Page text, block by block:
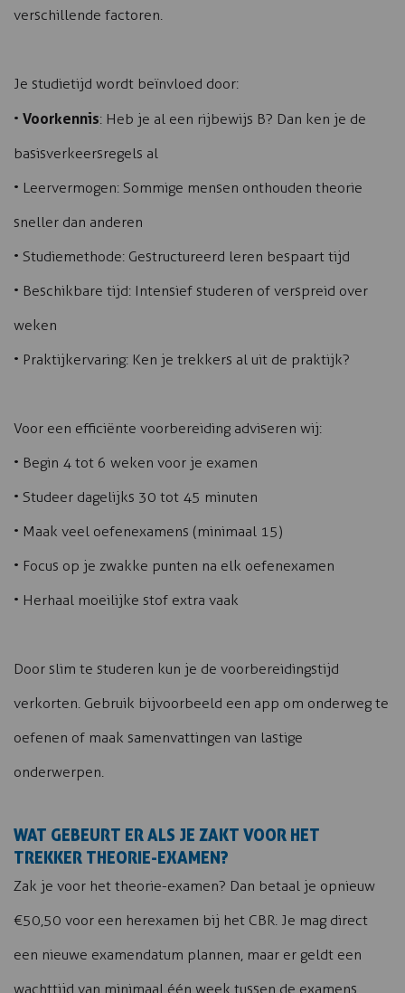
verschillende factoren.
Je studietijd wordt beïnvloed door:
• Voorkennis: Heb je al een rijbewijs B? Dan ken je de
basisverkeersregels al
• Leervermogen: Sommige mensen onthouden theorie
sneller dan anderen
• Studiemethode: Gestructureerd leren bespaart tijd
• Beschikbare tijd: Intensief studeren of verspreid over
weken
• Praktijkervaring: Ken je trekkers al uit de praktijk?
Voor een efficiënte voorbereiding adviseren wij:
• Begin 4 tot 6 weken voor je examen
• Studeer dagelijks 30 tot 45 minuten
• Maak veel oefenexamens (minimaal 15)
• Focus op je zwakke punten na elk oefenexamen
• Herhaal moeilijke stof extra vaak
Door slim te studeren kun je de voorbereidingstijd
verkorten. Gebruik bijvoorbeeld een app om onderweg te
oefenen of maak samenvattingen van lastige
onderwerpen.
WAT GEBEURT ER ALS JE ZAKT VOOR HET
TREKKER THEORIE-EXAMEN?
Zak je voor het theorie-examen? Dan betaal je opnieuw
€50,50 voor een herexamen bij het CBR. Je mag direct
een nieuwe examendatum plannen, maar er geldt een
wachttijd van minimaal één week tussen de examens.